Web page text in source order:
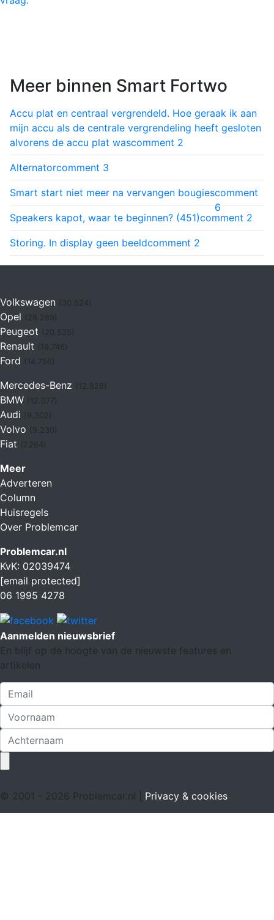
Meer binnen Smart Fortwo
Accu plat en centraal vergrendeld. Hoe geraak ik aan
mijn accu als de centrale vergrendeling heeft gesloten
alvorens de accu plat wascomment 2
Alternatorcomment 3
Smart start niet meer na vervangen bougiescomment
6
Speakers kapot, waar te beginnen? (451)comment 2
Storing. In display geen beeldcomment 2
Volkswagen (30.624)
Opel
Peugeot
Renault (19.746)
Ford (14.756)
Mercedes-Benz
BMW
Audi
Volvo
Fiat (7.264)
Meer
Adverteren
Column
Huisregels
Over Problemcar
Problemcar.nl
KvK: 02039474
[email protected]
06 1995 4278
Aanmelden nieuwsbrief
En blijf op de hoogte van de nieuwste features en
artikelen
© 2001 - 2026 Problemcar.nl | Privacy & cookies